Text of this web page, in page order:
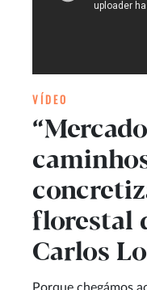
VÍDEO
florestal
Carlos